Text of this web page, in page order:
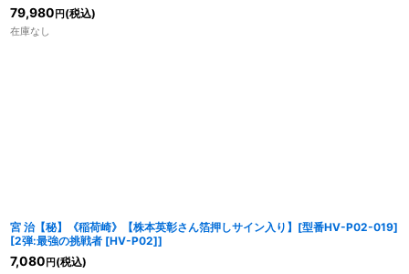
79,980 円 (税込)
在庫なし
宮 治【秘】《稲荷崎》【株本英彰さん箔押しサイン入り】[型番HV-P02-019]
[2弾:最強の挑戦者 [HV-P02]]
7,080 円 (税込)